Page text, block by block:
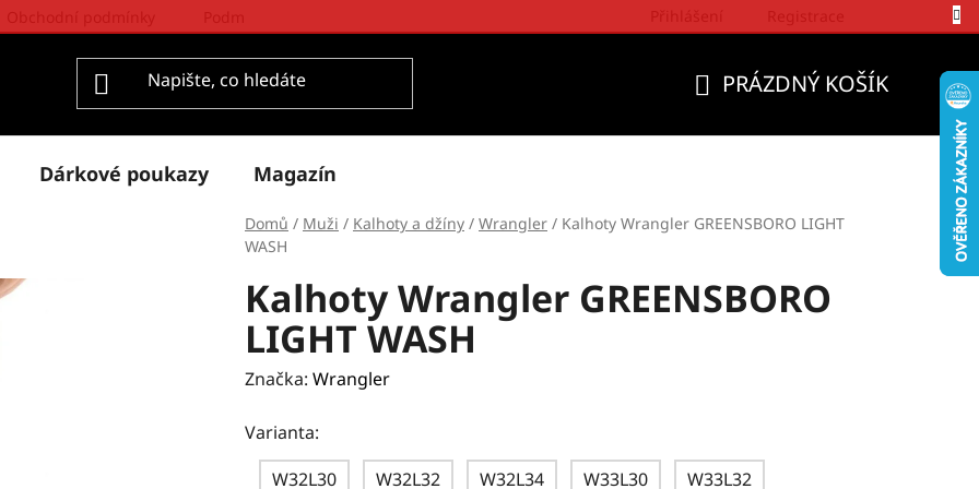
PRÁZDNÝ KOŠÍK
Dárkové poukazy Magazín
Domů / Muži / Kalhoty a džíny / Wrangler / Kalhoty Wrangler GREENSBORO LIGHT
WASH
Kalhoty Wrangler GREENSBORO
LIGHT WASH
Značka: Wrangler
Varianta:
W32L30
W32L32 W32L34 W33L30 W33L32